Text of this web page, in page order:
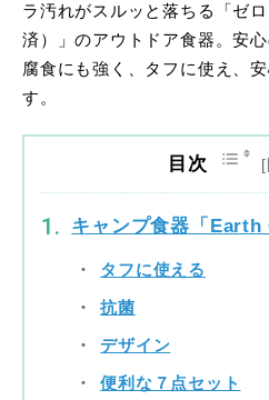
ラ汚れがスルッと落ちる「ゼ
済）」のアウトドア食器。安
腐食にも強く、タフに使え、
す。
目次
キャンプ食器「Earth
タフに使える
抗菌
デザイン
便利な７点セット